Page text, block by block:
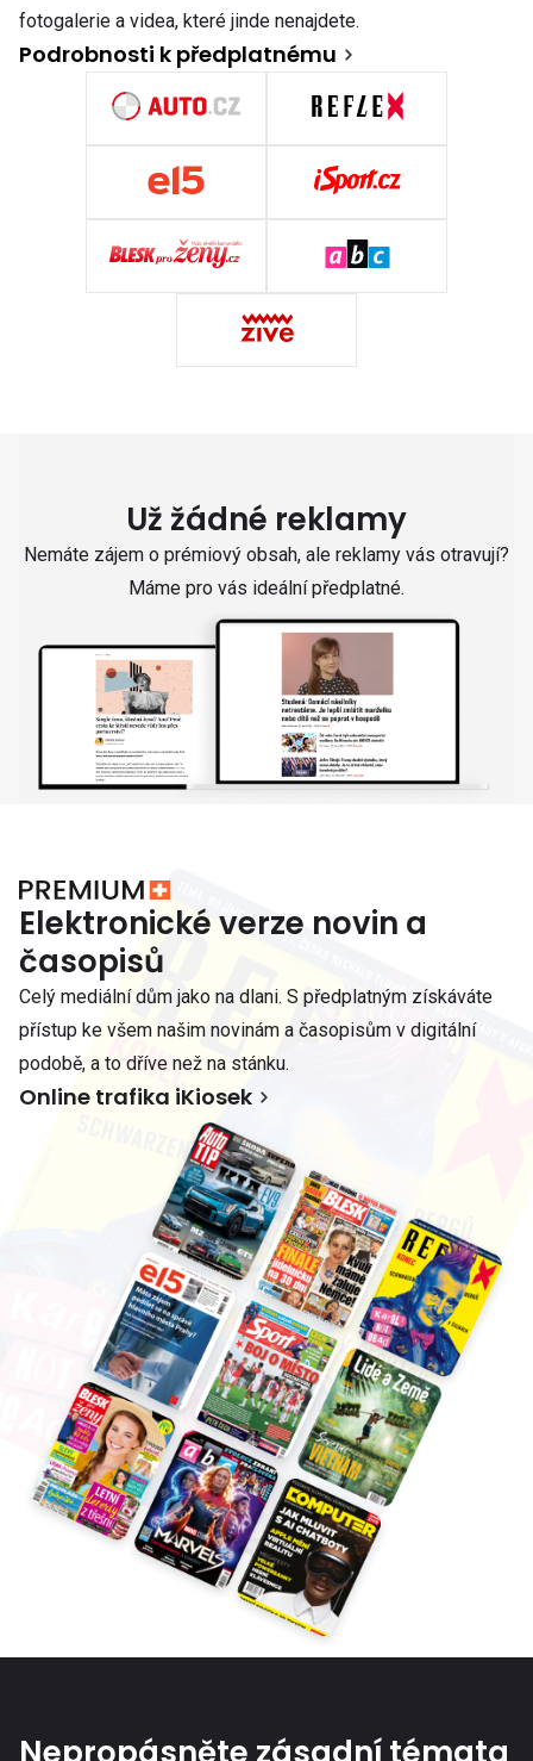
fotogalerie a videa, které jinde nenajdete.
Podrobnosti k předplatnému
Už žádné reklamy
Nemáte zájem o prémiový obsah, ale reklamy vás otravují?
Máme pro vás ideální předplatné.
Elektronické verze novin a
časopisů
Celý mediální dům jako na dlani. S předplatným získáváte
přístup ke všem našim novinám a časopisům v digitální
podobě, a to dříve než na stánku.
Online trafika iKiosek